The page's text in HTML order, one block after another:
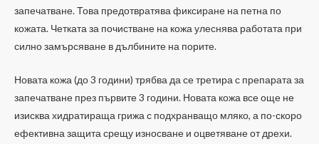
запечатване. Това предотвратява фиксиране на петна по
кожата. Четката за почистване на кожа улеснява работата при
силно замърсяване в дълбините на порите.
Новата кожа (до 3 години) трябва да се третира с препарата за
запечатване през първите 3 години. Новата кожа все още не
изисква хидратираща грижа с подхранващо мляко, а по-скоро
ефективна защита срещу износване и оцветяване от дрехи.